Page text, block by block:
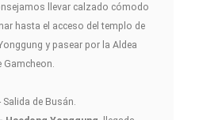
llevar calzado cómodo
hasta el acceso del templo de
y pasear por la Aldea
Gamcheon.
Salida de Busán.